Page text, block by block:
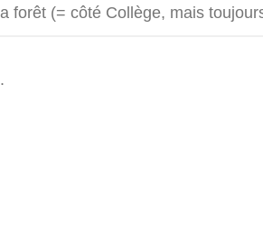
forêt (= côté Collège, mais